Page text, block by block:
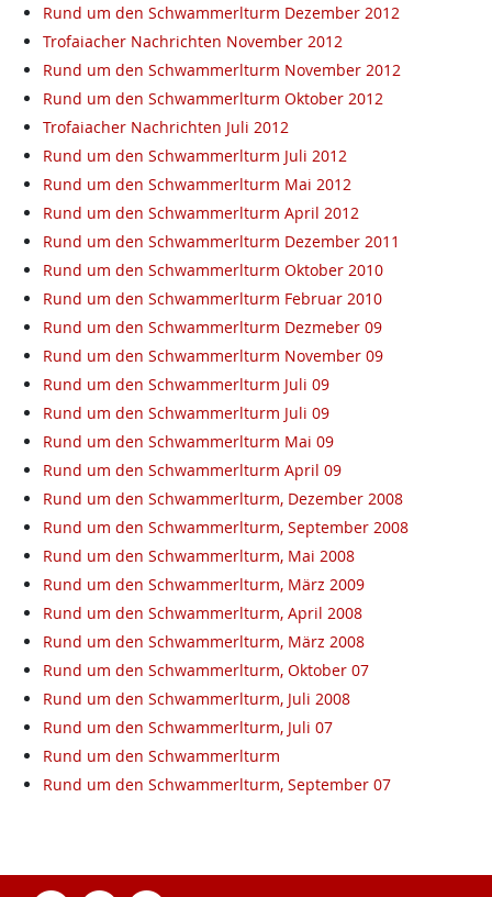
Rund um den Schwammerlturm Dezember 2012
Trofaiacher Nachrichten November 2012
Rund um den Schwammerlturm November 2012
Rund um den Schwammerlturm Oktober 2012
Trofaiacher Nachrichten Juli 2012
Rund um den Schwammerlturm Juli 2012
Rund um den Schwammerlturm Mai 2012
Rund um den Schwammerlturm April 2012
Rund um den Schwammerlturm Dezember 2011
Rund um den Schwammerlturm Oktober 2010
Rund um den Schwammerlturm Februar 2010
Rund um den Schwammerlturm Dezmeber 09
Rund um den Schwammerlturm November 09
Rund um den Schwammerlturm Juli 09
Rund um den Schwammerlturm Juli 09
Rund um den Schwammerlturm Mai 09
Rund um den Schwammerlturm April 09
Rund um den Schwammerlturm, Dezember 2008
Rund um den Schwammerlturm, September 2008
Rund um den Schwammerlturm, Mai 2008
Rund um den Schwammerlturm, März 2009
Rund um den Schwammerlturm, April 2008
Rund um den Schwammerlturm, März 2008
Rund um den Schwammerlturm, Oktober 07
Rund um den Schwammerlturm, Juli 2008
Rund um den Schwammerlturm, Juli 07
Rund um den Schwammerlturm
Rund um den Schwammerlturm, September 07